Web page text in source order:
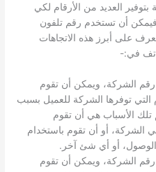
العديد من الأرقام لكي
أن تستخدم رقم تلفون
على أبرز هذه الاتجاهات
في:-
الشركة، ويمكن أن تقوم
التي توفرها الشركة للعميل بسبب
تلك الأسباب هي أن تقوم
الشركة، أو أن تقوم باستخدام
الوصول، أو أي شئ آخر.
الشركة، ويمكن أن تقوم